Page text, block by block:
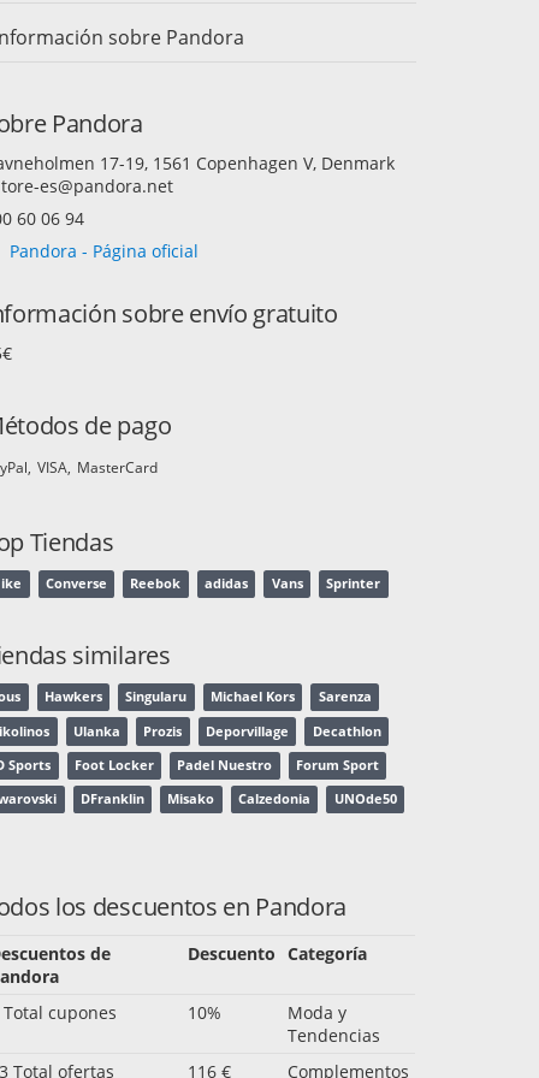
sobre Pandora
Pandora
17-19, 1561 Copenhagen V, Denmark
es@pandora.net
60 06 94
Pandora - Página oficial
sobre envío gratuito
de pago
VISA MasterCard
Tiendas
Converse Reebok adidas Vans Sprinter
similares
Hawkers Singularu Michael Kors Sarenza
Ulanka Prozis Deporvillage Decathlon
Sports Foot Locker Padel Nuestro Forum Sport
DFranklin Misako Calzedonia UNOde50
los descuentos en Pandora
de
Descuento Categoría
Total cupones 10%
Moda y
Tendencias
Total ofertas
116 € Complementos